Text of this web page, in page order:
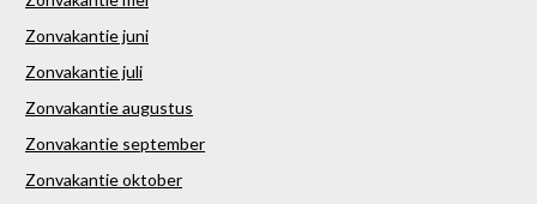
Zonvakantie juni
Zonvakantie juli
Zonvakantie augustus
Zonvakantie september
Zonvakantie oktober